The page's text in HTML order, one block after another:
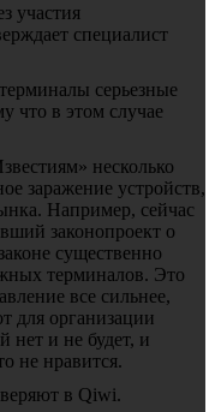
участия
специалист
серьезные
что в этом случае
несколько
заражение устройств,
Например, сейчас
законопроект о
существенно
терминалов. Это
все сильнее,
для организации
нет и не будет, и
не нравится.
в Qiwi.